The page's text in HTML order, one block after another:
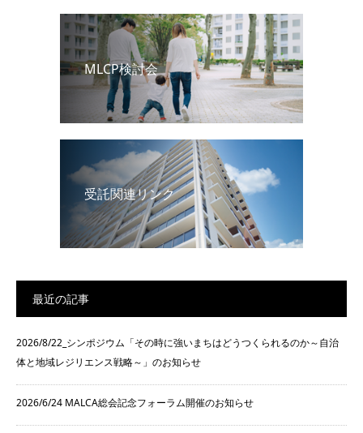
MLCP検討会
受託関連リンク
最近の記事
2026/8/22_シンポジウム「その時に強いまちはどうつくられるのか～自治
体と地域レジリエンス戦略～」のお知らせ
2026/6/24 MALCA総会記念フォーラム開催のお知らせ